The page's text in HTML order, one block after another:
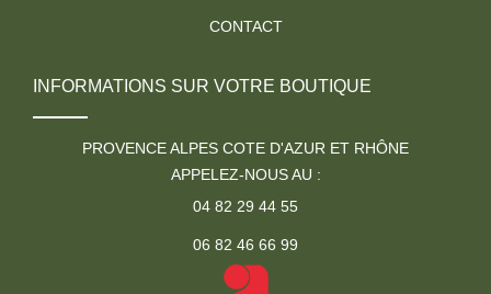
CONTACT
INFORMATIONS SUR VOTRE BOUTIQUE
PROVENCE ALPES COTE D'AZUR ET RHÔNE
APPELEZ-NOUS AU :
04 82 29 44 55
06 82 46 66 99